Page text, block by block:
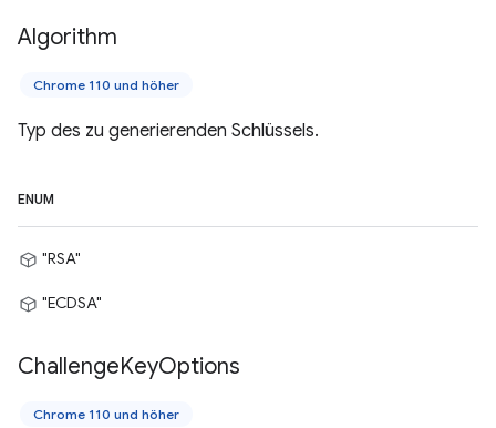
Algorithm
Chrome 110 und höher
Typ des zu generierenden Schlüssels.
ENUM
"RSA"
"ECDSA"
ChallengeKeyOptions
Chrome 110 und höher